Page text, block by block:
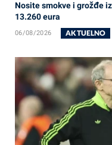
Nosite smokve i grožđe
13.260 eura
06/08/2026 AKTUELNO